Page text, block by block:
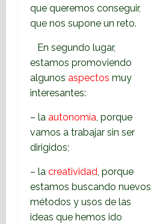
que queremos conseguir,
que nos supone un reto.
En segundo lugar,
estamos promoviendo
algunos aspectos muy
interesantes:
– la autonomía, porque
vamos a trabajar sin ser
dirigidos;
– la creatividad, porque
estamos buscando nuevos
métodos y usos de las
ideas que hemos ido